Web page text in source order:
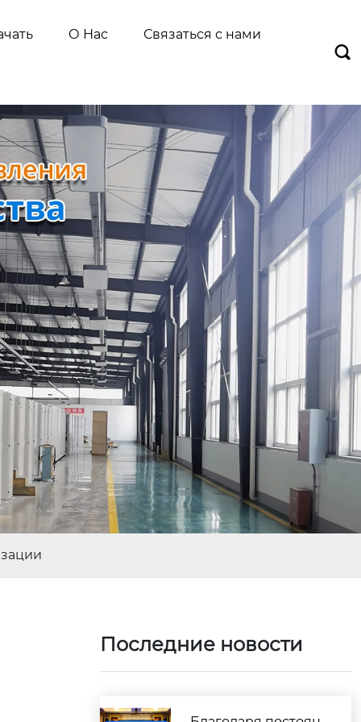
О Нас Связаться с нами

Последние новости